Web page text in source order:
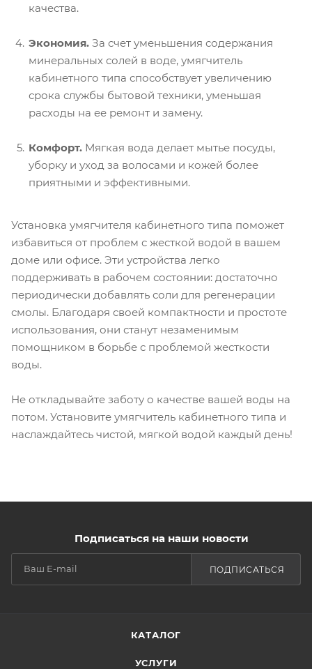
качества.
Экономия. За счет уменьшения содержания
минеральных солей в воде, умягчитель
кабинетного типа способствует увеличению
срока службы бытовой техники, уменьшая
расходы на ее ремонт и замену.
Комфорт. Мягкая вода делает мытье посуды,
уборку и уход за волосами и кожей более
приятными и эффективными.
Установка умягчителя кабинетного типа поможет
избавиться от проблем с жесткой водой в вашем
доме или офисе. Эти устройства легко
поддерживать в рабочем состоянии: достаточно
периодически добавлять соли для регенерации
смолы. Благодаря своей компактности и простоте
использования, они станут незаменимым
помощником в борьбе с проблемой жесткости
воды.
Не откладывайте заботу о качестве вашей воды на
потом. Установите умягчитель кабинетного типа и
наслаждайтесь чистой, мягкой водой каждый день!
Подписаться на наши новости
ПОДПИСАТЬСЯ
КАТАЛОГ
УСЛУГИ